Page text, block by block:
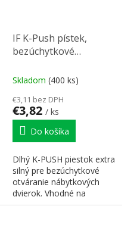
IF K-Push pístek,
bezúchytkové
dlouhý, extra silný,
Skladom (400 ks)
€3,11 bez DPH
€3,82 / ks
Do košíka
Dlhý K-PUSH piestok extra
silný pre bezúchytkové
otváranie nábytkových
dvierok. Vhodné na
použitie so závesmi bez...